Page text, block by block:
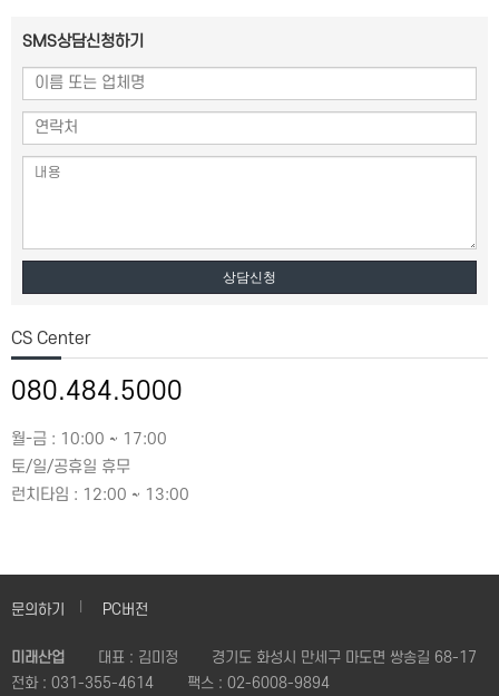
SMS상담신청하기
상담신청
CS Center
080.484.5000
월-금 : 10:00 ~ 17:00
토/일/공휴일 휴무
런치타임 : 12:00 ~ 13:00
문의하기 PC버전
미래산업 대표 : 김미정
경기도 화성시 만세구 마도면 쌍송길 68-17
전화 : 031-355-4614 팩스 : 02-6008-9894